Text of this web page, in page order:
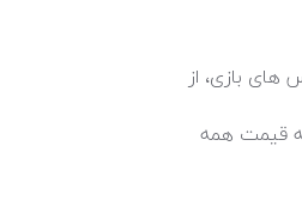
گذر از چالش ها و ترس های بازی، از
باشد که قیمت همه